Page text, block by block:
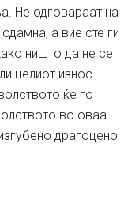
Не одговараат на
а вие сте ги
ништо да не се
целиот износ
ќе го
во оваа
драгоцено